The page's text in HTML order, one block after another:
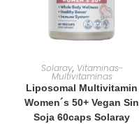
AÑADIR AL CARRITO
Solaray, Vitaminas-
Multivitaminas
Liposomal Multivitamin
Women´s 50+ Vegan Sin
Soja 60caps Solaray